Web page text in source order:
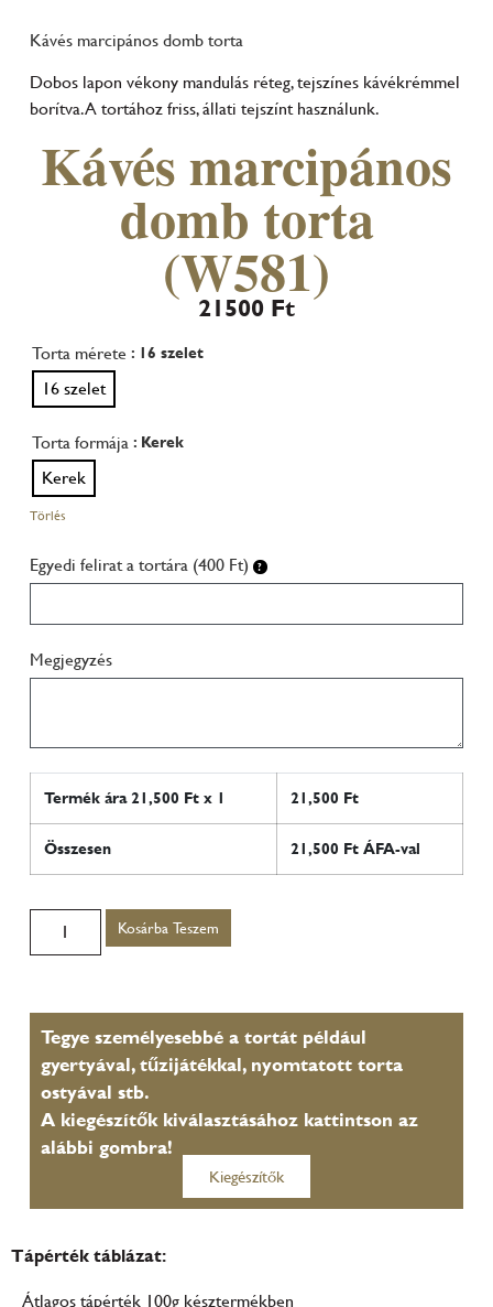
Kávés marcipános
domb torta
(W581)
21500 Ft
Torta mérete : 16 szelet
16 szelet
Torta formája : Kerek
Kerek
Törlés
Egyedi felirat a tortára (400 Ft)
Megjegyzés
Termék ára21,500 Ft x 1 21,500 Ft
Összesen 21,500 Ft ÁFA-val
Kosárba Teszem
Tegye személyesebbé a tortát például
gyertyával, tűzijátékkal, nyomtatott torta
ostyával stb.
A kiegészítők kiválasztásához kattintson az
alábbi gombra!
Kiegészítők
Kávés marcipános domb torta
Dobos lapon vékony mandulás réteg, tejszínes kávékrémmel
borítva. A tortához friss, állati tejszínt használunk.
Tápérték táblázat:
Átlagos tápérték 100g késztermékben